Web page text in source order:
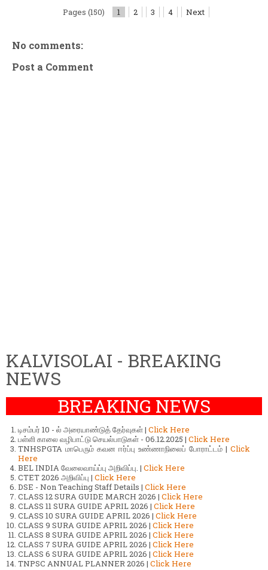
Pages (150) 1 2 3 4 Next
No comments:
Post a Comment
KALVISOLAI - BREAKING
NEWS
BREAKING NEWS
டிசம்பர் 10 - ல் அரையாண்டுத் தேர்வுகள் | Click Here
பள்ளி காலை வழிபாட்டு செயல்பாடுகள் - 06.12.2025 | Click Here
TNHSPGTA மாபெரும் கவன ஈர்ப்பு உண்ணாநிலைப் போராட்டம் | Click
Here
BEL INDIA வேலைவாய்ப்பு அறிவிப்பு. | Click Here
CTET 2026 அறிவிப்பு | Click Here
DSE - Non Teaching Staff Details | Click Here
CLASS 12 SURA GUIDE MARCH 2026 | Click Here
CLASS 11 SURA GUIDE APRIL 2026 | Click Here
CLASS 10 SURA GUIDE APRIL 2026 | Click Here
CLASS 9 SURA GUIDE APRIL 2026 | Click Here
CLASS 8 SURA GUIDE APRIL 2026 | Click Here
CLASS 7 SURA GUIDE APRIL 2026 | Click Here
CLASS 6 SURA GUIDE APRIL 2026 | Click Here
TNPSC ANNUAL PLANNER 2026 | Click Here